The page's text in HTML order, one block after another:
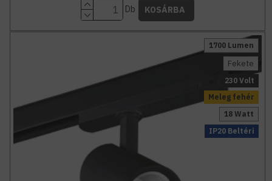
Db KOSÁRBA
Meleg fehér
1700 Lumen
IP20 Beltéri
18 Watt
Fekete
230 Volt